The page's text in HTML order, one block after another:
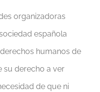
organizadoras
española
humanos de
su derecho a ver
de que ni